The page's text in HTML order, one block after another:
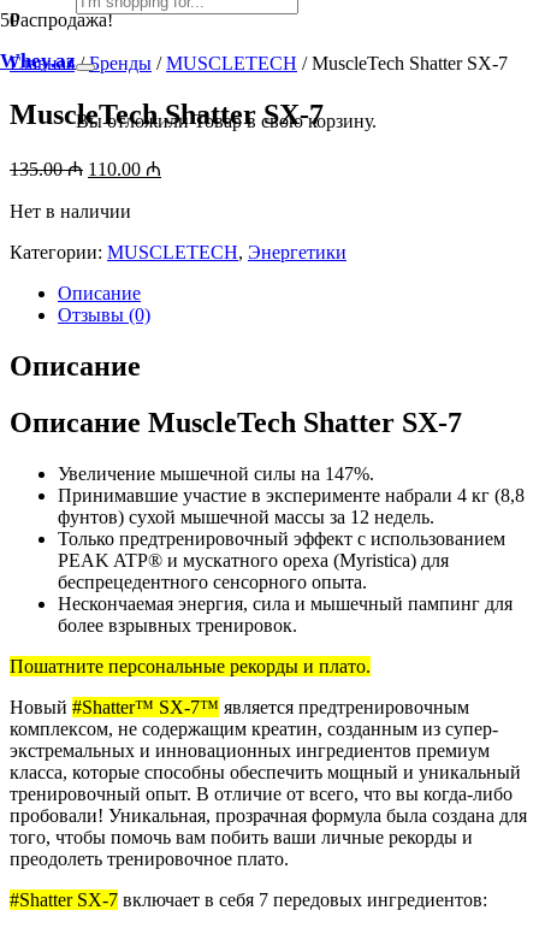
Whey.az
Вы отложилиТоварв свою корзину.
Распродажа!
Главная/Бренды /MUSCLETECH / MuscleTech Shatter SX-7
MuscleTech Shatter SX-7
135.00₼ Первоначальная
составляла
110.00 ₼
Нет в наличии
Категории: MUSCLETECH, Энергетики
Описание
Отзывы (0)
Описание
Описание MuscleTech Shatter SX-7
Увеличение мышечной силы на 147%.
Принимавшие участие в эксперименте набрали 4 кг (8,8
фунтов) сухой мышечной массы за 12 недель.
Только предтренировочный эффект с использованием
PEAK ATP® и мускатного ореха (Myristica) для
беспрецедентного сенсорного опыта.
Нескончаемая энергия, сила и мышечный пампинг для
более взрывных тренировок.
Пошатните персональные рекорды и плато.
Новый #Shatter™ SX-7™ является предтренировочным
комплексом, не содержащим креатин, созданным из супер-
экстремальных и инновационных ингредиентов премиум
класса, которые способны обеспечить мощный и уникальный
тренировочный опыт. В отличие от всего, что вы когда-либо
пробовали! Уникальная, прозрачная формула была создана для
того, чтобы помочь вам побить ваши личные рекорды и
преодолеть тренировочное плато.
#Shatter SX-7 включает в себя 7 передовых ингредиентов: